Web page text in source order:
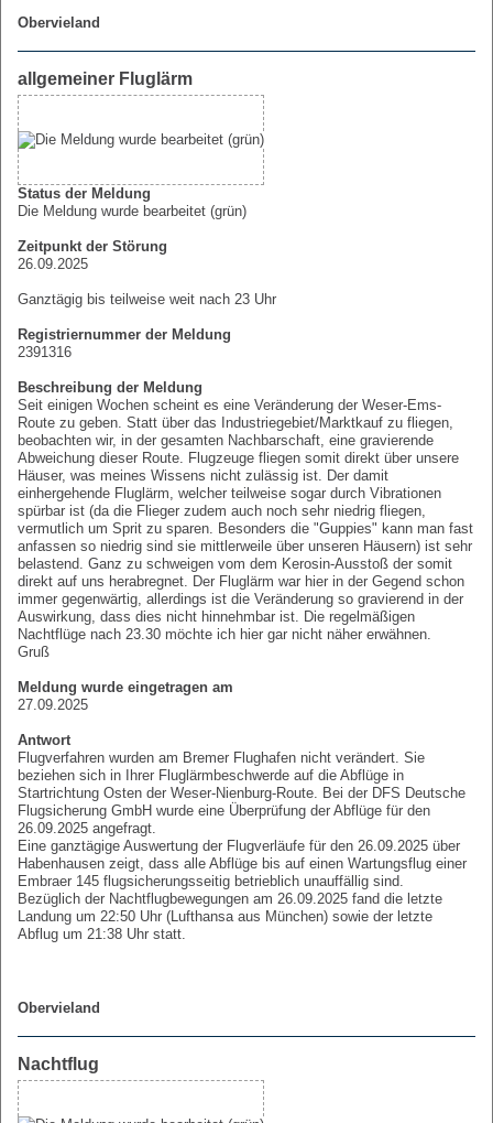
Obervieland
allgemeiner Fluglärm
Status der Meldung
Die Meldung wurde bearbeitet (grün)
Zeitpunkt der Störung
26.09.2025
Ganztägig bis teilweise weit nach 23 Uhr
Registriernummer der Meldung
2391316
Beschreibung der Meldung
Seit einigen Wochen scheint es eine Veränderung der Weser-Ems-
Route zu geben. Statt über das Industriegebiet/Marktkauf zu fliegen,
beobachten wir, in der gesamten Nachbarschaft, eine gravierende
Abweichung dieser Route. Flugzeuge fliegen somit direkt über unsere
Häuser, was meines Wissens nicht zulässig ist. Der damit
einhergehende Fluglärm, welcher teilweise sogar durch Vibrationen
spürbar ist (da die Flieger zudem auch noch sehr niedrig fliegen,
vermutlich um Sprit zu sparen. Besonders die "Guppies" kann man fast
anfassen so niedrig sind sie mittlerweile über unseren Häusern) ist sehr
belastend. Ganz zu schweigen vom dem Kerosin-Ausstoß der somit
direkt auf uns herabregnet. Der Fluglärm war hier in der Gegend schon
immer gegenwärtig, allerdings ist die Veränderung so gravierend in der
Auswirkung, dass dies nicht hinnehmbar ist. Die regelmäßigen
Nachtflüge nach 23.30 möchte ich hier gar nicht näher erwähnen.
Gruß
Meldung wurde eingetragen am
27.09.2025
Antwort
Flugverfahren wurden am Bremer Flughafen nicht verändert. Sie
beziehen sich in Ihrer Fluglärmbeschwerde auf die Abflüge in
Startrichtung Osten der Weser-Nienburg-Route. Bei der DFS Deutsche
Flugsicherung GmbH wurde eine Überprüfung der Abflüge für den
26.09.2025 angefragt.
Eine ganztägige Auswertung der Flugverläufe für den 26.09.2025 über
Habenhausen zeigt, dass alle Abflüge bis auf einen Wartungsflug einer
Embraer 145 flugsicherungsseitig betrieblich unauffällig sind.
Bezüglich der Nachtflugbewegungen am 26.09.2025 fand die letzte
Landung um 22:50 Uhr (Lufthansa aus München) sowie der letzte
Abflug um 21:38 Uhr statt.
Obervieland
Nachtflug